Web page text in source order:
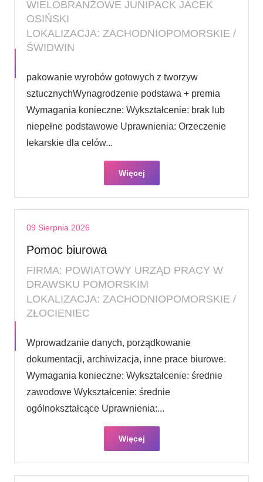
WIELOBRANŻOWE JUNIPACK JACEK
OSIŃSKI
LOKALIZACJA: ZACHODNIOPOMORSKIE /
ŚWIDWIN
pakowanie wyrobów gotowych z tworzyw
sztucznychWynagrodzenie podstawa + premia
Wymagania konieczne: Wykształcenie: brak lub
niepełne podstawowe Uprawnienia: Orzeczenie
lekarskie dla celów...
Więcej
09 Sierpnia 2026
Pomoc biurowa
FIRMA: POWIATOWY URZĄD PRACY W
DRAWSKU POMORSKIM
LOKALIZACJA: ZACHODNIOPOMORSKIE /
ZŁOCIENIEC
Wprowadzanie danych, porządkowanie
dokumentacji, archiwizacja, inne prace biurowe.
Wymagania konieczne: Wykształcenie: średnie
zawodowe Wykształcenie: średnie
ogólnokształcące Uprawnienia:...
Więcej